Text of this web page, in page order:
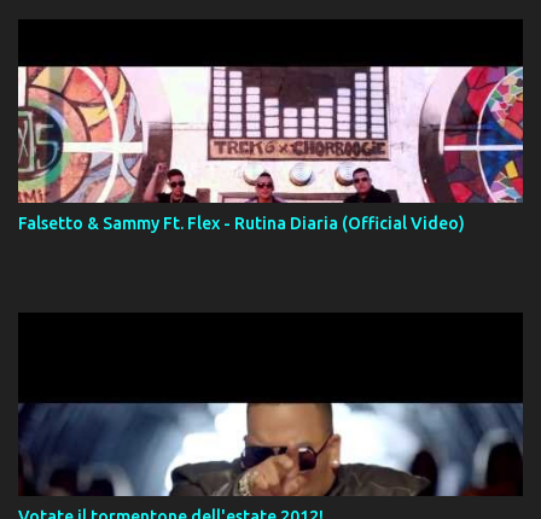
Falsetto & Sammy Ft. Flex - Rutina Diaria (Official Video)